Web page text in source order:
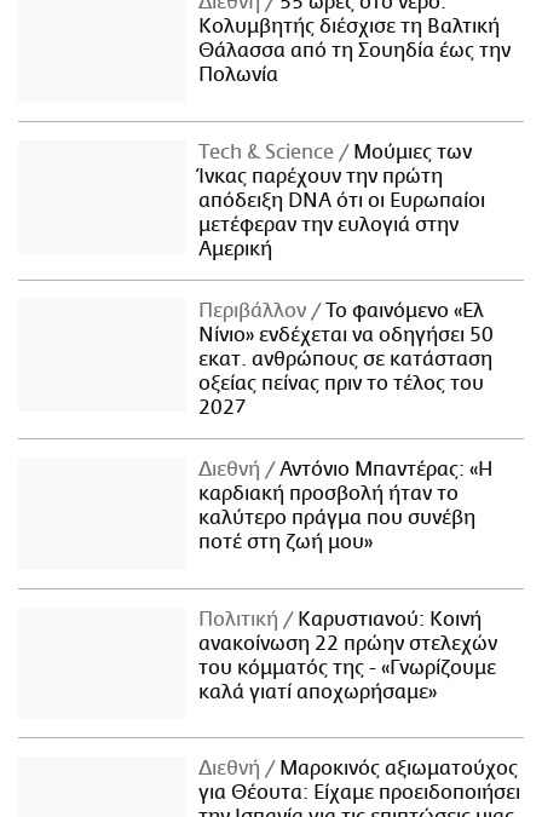
Κολυμβητής διέσχισε τη Βαλτική
Θάλασσα από τη Σουηδία έως την
Πολωνία
Τech & Science
Μούμιες των
Ίνκας παρέχουν την πρώτη
απόδειξη DNA ότι οι Ευρωπαίοι
μετέφεραν την ευλογιά στην
Αμερική
Περιβάλλον
Το φαινόμενο «Ελ
Νίνιο» ενδέχεται να οδηγήσει 50
εκατ. ανθρώπους σε κατάσταση
οξείας πείνας πριν το τέλος του
2027
Διεθνή
Αντόνιο Μπαντέρας: «Η
καρδιακή προσβολή ήταν το
καλύτερο πράγμα που συνέβη
ποτέ στη ζωή μου»
Πολιτική
Καρυστιανού: Κοινή
ανακοίνωση 22 πρώην στελεχών
του κόμματός της - «Γνωρίζουμε
καλά γιατί αποχωρήσαμε»
Διεθνή
Μαροκινός αξιωματούχος
για Θέουτα: Είχαμε προειδοποιήσει